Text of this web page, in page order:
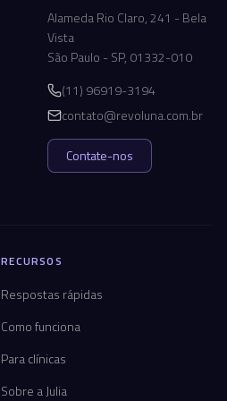
Alameda Rio Claro, 241 - Bela
Vista
São Paulo - SP, 01332-010
(11) 96919-3194
contato@revoluna.com.br
Contate-nos
RECURSOS
Respostas rápidas
Como funciona
Para clínicas
Sobre a Julia